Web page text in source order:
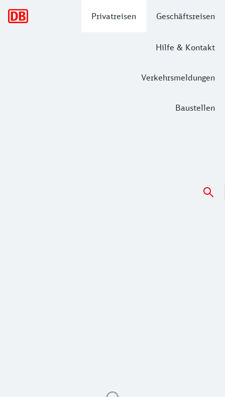
Privatreisen Geschäftsreisen
Hilfe & Kontakt
Verkehrsmeldungen
Baustellen